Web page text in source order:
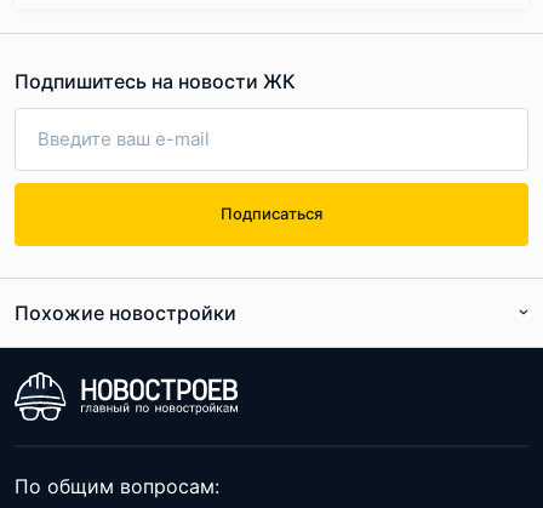
Подпишитесь на новости ЖК
Подписаться
Похожие новостройки
По расположению
По общим вопросам: